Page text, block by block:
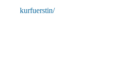
kurfuerstin/